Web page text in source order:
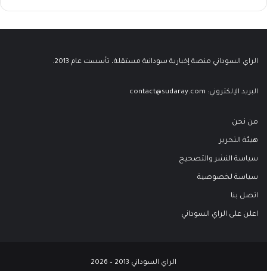
الراي السوداني منصة إخبارية سودانية مستقلة، تأسست عام 2013.
البريد الإلكتروني: contact@sudaray.com
من نحن
هيئة التحرير
سياسة النشر والتصحيح
سياسة لخصوصية
اتصل بنا
اعلن على الراي السوداني
الراي السوداني 2013 – 2026